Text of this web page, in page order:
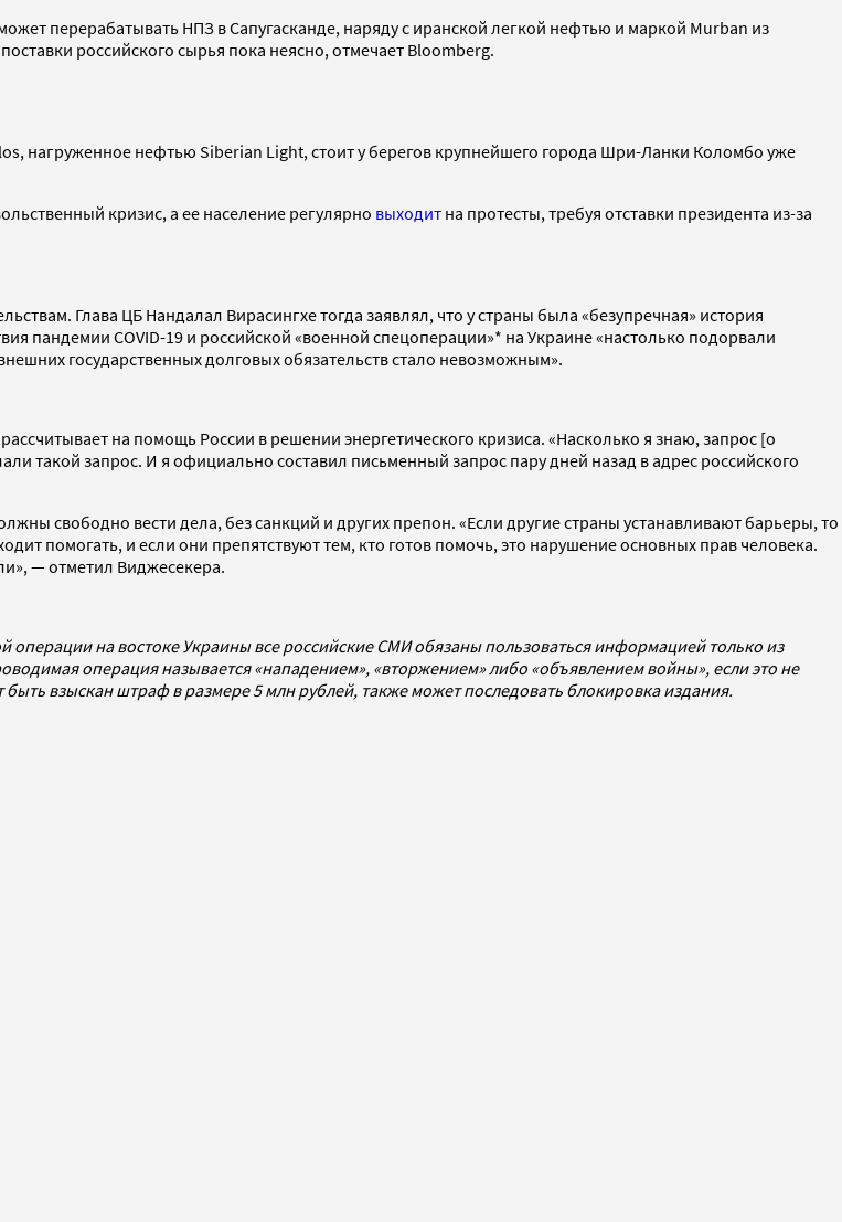
перерабатывать НПЗ в Сапугасканде, наряду с иранской легкой нефтью и маркой Murban из
российского сырья пока неясно, отмечает Bloomberg.
нагруженное нефтью Siberian Light, стоит у берегов крупнейшего города Шри-Ланки Коломбо уже
кризис, а ее население регулярно выходит на протесты, требуя отставки президента из-за
Глава ЦБ Нандалал Вирасингхе тогда заявлял, что у страны была «безупречная» история
пандемии COVID-19 и российской «военной спецоперации»* на Украине «настолько подорвали
государственных долговых обязательств стало невозможным».
на помощь России в решении энергетического кризиса. «Насколько я знаю, запрос [о
такой запрос. И я официально составил письменный запрос пару дней назад в адрес российского
свободно вести дела, без санкций и других препон. «Если другие страны устанавливают барьеры, то
помогать, и если они препятствуют тем, кто готов помочь, это нарушение основных прав человека.
— отметил Виджесекера.
на востоке Украины все российские СМИ обязаны пользоваться информацией только из
операция называется «нападением», «вторжением» либо «объявлением войны», если это не
взыскан штраф в размере 5 млн рублей, также может последовать блокировка издания.